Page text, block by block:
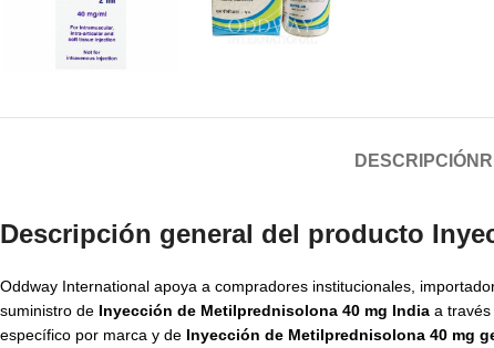
DESCRIPCIÓN
Descripción general del producto
Oddway International apoya a compradores institucionales,
suministro de Inyección de Metilprednisolona 40 mg India a
específico por marca y de Inyección de Metilprednisolona 40 mg